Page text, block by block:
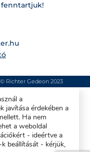
fenntartjuk!
Richter Gedeon 2023
a
javítása érdekében a
Ha nem
a weboldal
- ideértve a
beállítását - kérjük,